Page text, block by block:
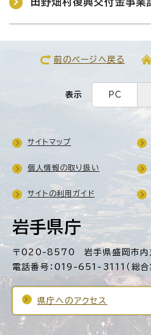
前のページへ戻る
表示 PC
岩手県庁
〒020-8570 岩手県盛岡市内
電話番号：019-651-3111（総合
県庁へのアクセス
サイトマップ
個人情報の取り扱い
サイトの利用ガイド